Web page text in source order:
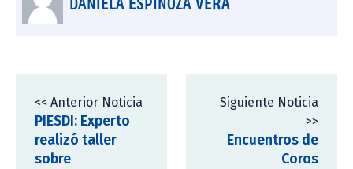
<< Anterior Noticia
PIESDI: Experto
realizó taller
sobre
Siguiente Noticia
>>
Encuentros de
Coros